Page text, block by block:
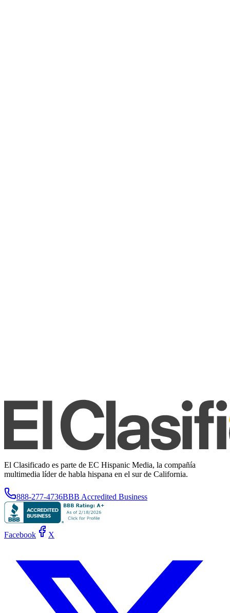
El Clasificado es parte de EC Hispanic Media, la compañía
multimedia líder de habla hispana en el sur de California.
888-277-4736BBB Accredited Business
Facebook X